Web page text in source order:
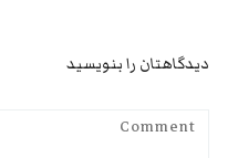
دیدگاهتان را بنویسید